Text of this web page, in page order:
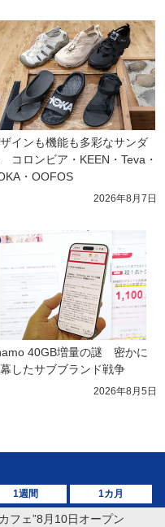
インも機能も多彩なサンダ
コロンビア・KEEN・Teva・
・OOFOS
2026年8月7日
40GB増量の謎　密かに
したサブブランド戦争
2026年8月5日
1週間 1カ月
フェ”8月10日オープン